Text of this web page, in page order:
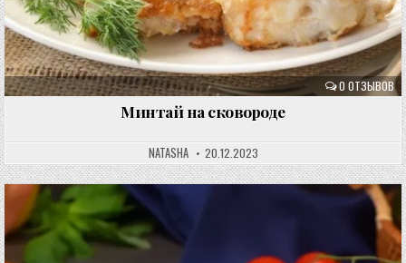
0 ОТЗЫВОВ
Минтай на сковороде
NATASHA 20.12.2023